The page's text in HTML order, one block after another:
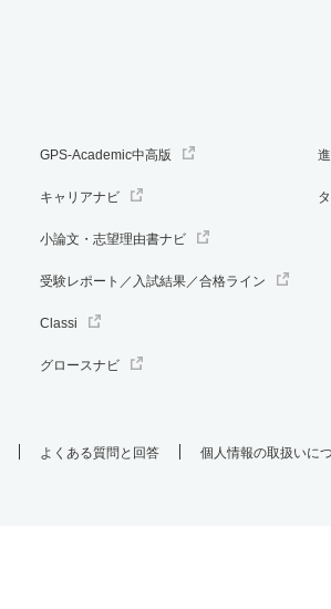
GPS-Academic中高版
キャリアナビ
小論文・志望理由書ナビ
受験レポート／入試結果／合格ライン
Classi
グロースナビ
よくある質問と回答 個人情報の取扱いに